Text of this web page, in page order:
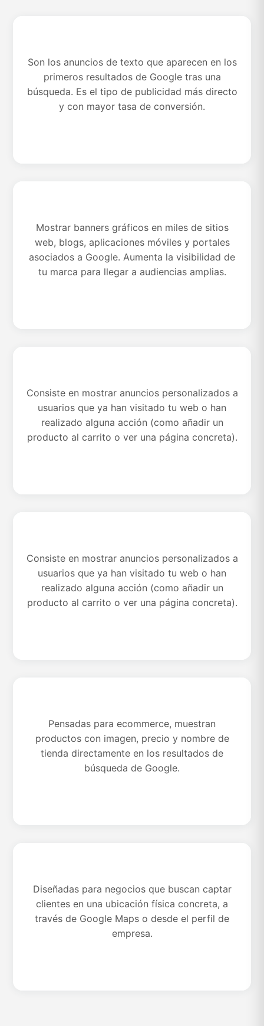
Publicidad en la Red de Búsqueda
(Search)
Son los anuncios de texto que aparecen en los
primeros resultados de Google tras una
búsqueda. Es el tipo de publicidad más directo
y con mayor tasa de conversión.
Publicidad en la Red de Display
Mostrar banners gráficos en miles de sitios
web, blogs, aplicaciones móviles y portales
asociados a Google. Aumenta la visibilidad de
tu marca para llegar a audiencias amplias.
Remarketing
Consiste en mostrar anuncios personalizados a
usuarios que ya han visitado tu web o han
realizado alguna acción (como añadir un
producto al carrito o ver una página concreta).
Campañas de vídeo (YouTube Ads)
Consiste en mostrar anuncios personalizados a
usuarios que ya han visitado tu web o han
realizado alguna acción (como añadir un
producto al carrito o ver una página concreta).
Campañas de Shopping
Pensadas para ecommerce, muestran
productos con imagen, precio y nombre de
tienda directamente en los resultados de
búsqueda de Google.
Campañas locales y de llamadas
Diseñadas para negocios que buscan captar
clientes en una ubicación física concreta, a
través de Google Maps o desde el perfil de
empresa.